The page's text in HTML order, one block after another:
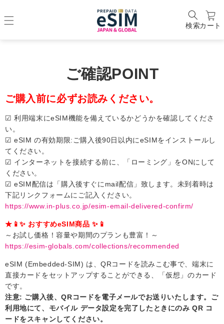
検索カート
ご確認POINT
ご購入前に必ずお読みください。
☑ 利用端末にeSIM機能を備えているかどうかを確認してくださ
い。
☑ eSIM の有効期限:ご購入後90日以内にeSIMをインストールし
てください。
☑ インターネットを接続する前に、「ローミング」をONにして
ください。
☑ eSIM配信は「購入後すぐにmail配信」致します。未到着時は
下記リンクフォームにご記入ください。
https://www.in-plus.co.jp/esim-email-delivered-confirm/
★📱✨ おすすめeSIM商品 ✨📱
～お試し価格！容量や期間のプランも豊富！～
https://esim-globals.com/collections/recommended
eSIM (Embedded-SIM) は、QRコードを読みこむ事で、端末に
直接カードをセットアップすることができる、「仮想」のカード
です。
注意: ご購入後、QRコードを電子メールでお送りいたします。ご
利用地にて、モバイル データ設定を完了したときにのみ QR コ
ードをスキャンしてください。